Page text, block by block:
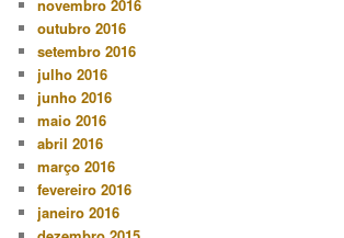
novembro 2016
outubro 2016
setembro 2016
julho 2016
junho 2016
maio 2016
abril 2016
março 2016
fevereiro 2016
janeiro 2016